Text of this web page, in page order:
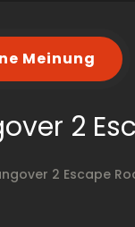
Meinung
2
2 Escape